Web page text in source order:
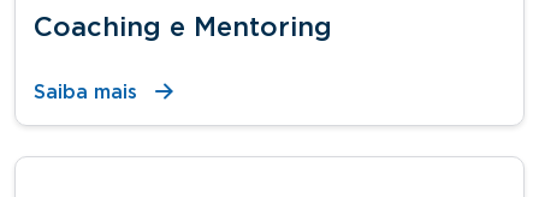
Coaching e Mentoring
Saiba mais